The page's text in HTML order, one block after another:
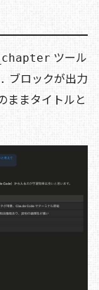
ツール
ブロックが出力
ままタイトルと